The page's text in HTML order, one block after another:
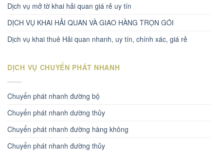
Dịch vụ mở tờ khai hải quan giá rẻ uy tín
DỊCH VỤ KHAI HẢI QUAN VÀ GIAO HÀNG TRỌN GÓI
Dịch vụ khai thuê Hải quan nhanh, uy tín, chính xác, giá rẻ
DỊCH VỤ CHUYỂN PHÁT NHANH
Chuyển phát nhanh đường bộ
Chuyển phát nhanh dường thủy
Chuyển phát nhanh đường hàng không
Chuyển phát nhanh đường thủy